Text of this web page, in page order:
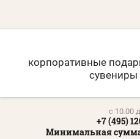
корпоративные
сувениры
c 10.00
+7 (495)
Минимальная сумма